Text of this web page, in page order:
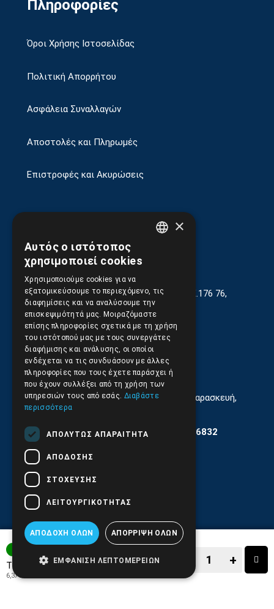
Τιμή: 7,90€
6,37€
+
Πληροφορίες
Όροι Χρήσης Ιστοσελίδας
Πολιτική Απορρήτου
Ασφάλεια Συναλλαγών
Αποστολές και Πληρωμές
Επιστροφές και Ακυρώσεις
Γεωργίου Κρέμου 13-17, Καλλιθέα, Τ.Κ.176 76,
Αθήνα, Ελλάδα
210.9566.401(11.30-17.00)
210.9566.402
Email:info@pds.com.gr
Εξυπηρέτηση Κοινού Δευτέρα έως Παρασκευή,
11:30 - 17.00
Αρ. ΓΕΜΗ 6204101000 | Αρ. ΕΜΠΑ 6832
×
Αυτός ο ιστότοπος
χρησιμοποιεί cookies
Χρησιμοποιούμε cookies για να
εξατομικεύσουμε το περιεχόμενο, τις
διαφημίσεις και να αναλύσουμε την
επισκεψιμότητά μας. Μοιραζόμαστε
επίσης πληροφορίες σχετικά με τη χρήση
του ιστότοπού μας με τους συνεργάτες
διαφήμισης και ανάλυσης, οι οποίοι
ενδέχεται να τις συνδυάσουν με άλλες
πληροφορίες που τους έχετε παράσχει ή
που έχουν συλλέξει από τη χρήση των
υπηρεσιών τους από εσάς. Διαβάστε
περισσότερα
ΑΠΟΛΎΤΩΣ ΑΠΑΡΑΊΤΗΤΑ
ΑΠΌΔΟΣΗΣ
ΣΤΌΧΕΥΣΗΣ
ΛΕΙΤΟΥΡΓΙΚΌΤΗΤΑΣ
ΑΠΟΔΟΧΉ ΌΛΩΝ ΑΠΌΡΡΙΨΗ ΌΛΩΝ
ΕΜΦΆΝΙΣΗ ΛΕΠΤΟΜΕΡΕΙΏΝ